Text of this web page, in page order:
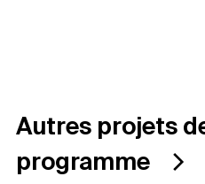
Autres projets
programme